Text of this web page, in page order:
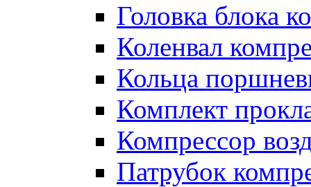
Головка блока
Коленвал
Кольца
Комплект
Компрессор
Патрубок